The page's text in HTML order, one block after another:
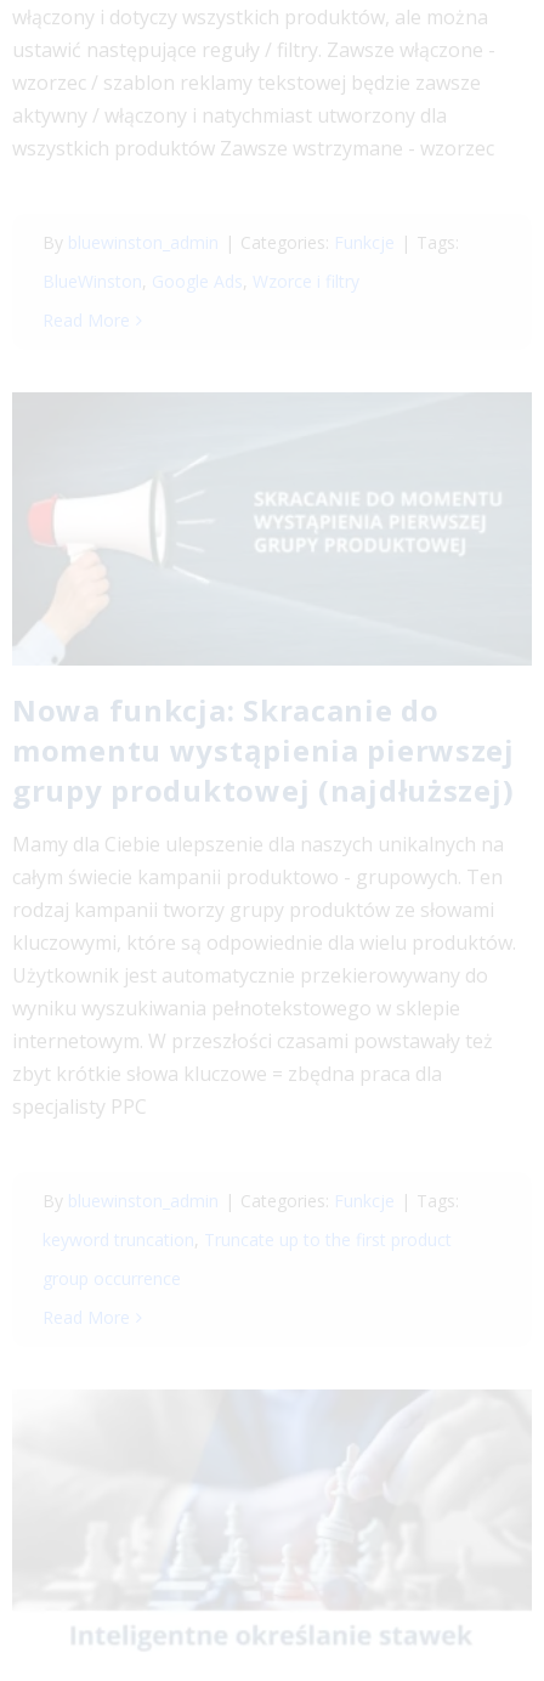
włączony i dotyczy wszystkich produktów, ale można
ustawić następujące reguły / filtry. Zawsze włączone -
wzorzec / szablon reklamy tekstowej będzie zawsze
aktywny / włączony i natychmiast utworzony dla
wszystkich produktów Zawsze wstrzymane - wzorzec
By bluewinston_admin | Categories: Funkcje | Tags:
BlueWinston, Google Ads, Wzorce i filtry
Read More
Nowa funkcja: Skracanie do
momentu wystąpienia pierwszej
grupy produktowej (najdłuższej)
Mamy dla Ciebie ulepszenie dla naszych unikalnych na
całym świecie kampanii produktowo - grupowych. Ten
rodzaj kampanii tworzy grupy produktów ze słowami
kluczowymi, które są odpowiednie dla wielu produktów.
Użytkownik jest automatycznie przekierowywany do
wyniku wyszukiwania pełnotekstowego w sklepie
internetowym. W przeszłości czasami powstawały też
zbyt krótkie słowa kluczowe = zbędna praca dla
specjalisty PPC
By bluewinston_admin | Categories: Funkcje | Tags:
keyword truncation, Truncate up to the first product
group occurrence
Read More